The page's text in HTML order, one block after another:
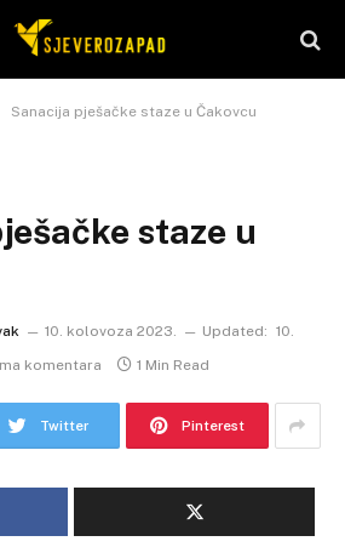
Sanacija pješačke staze u Čakovcu
staze u
10. kolovoza 2023. Updated: 10.
komentara 1 Min Read
Twitter Pinterest